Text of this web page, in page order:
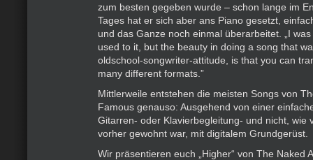
zum besten gegeben wurde – schon lange im
Tages hat er sich aber ans Piano gesetzt,
und das Ganze noch einmal überarbeitet. „I
used to it, but the beauty in doing a song that
oldschool-songwriter-attitude, is that you can
many different formats.”
Mittlerweile entstehen die meisten Songs von
Famous genauso: Ausgehend von einer
Gitarren- oder Klavierbegleitung- und nicht, wie
vorher gewohnt war, mit digitalem Grundgerüst.
Wir präsentieren euch „Higher“ von The Naked